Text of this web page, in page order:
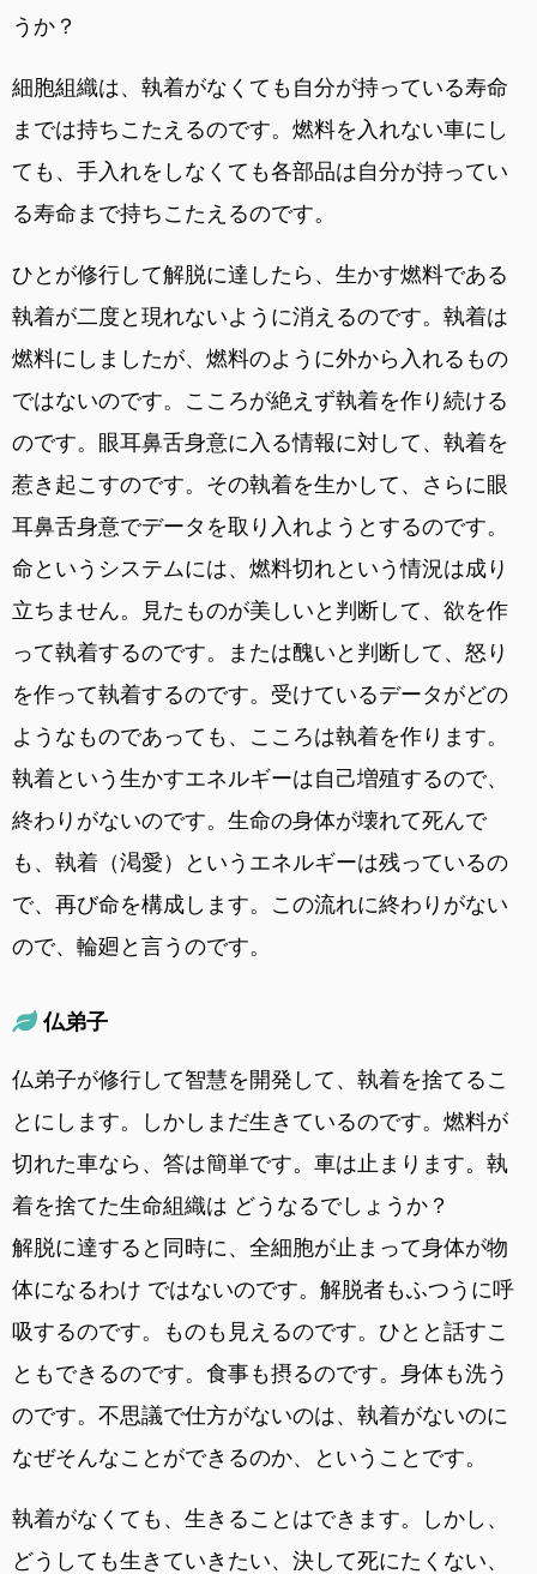
うか？
細胞組織は、執着がなくても自分が持っている寿命
までは持ちこたえるのです。燃料を入れない車にし
ても、手入れをしなくても各部品は自分が持ってい
る寿命まで持ちこたえるのです。
ひとが修行して解脱に達したら、生かす燃料である
執着が二度と現れないように消えるのです。執着は
燃料にしましたが、燃料のように外から入れるもの
ではないのです。こころが絶えず執着を作り続ける
のです。眼耳鼻舌身意に入る情報に対して、執着を
惹き起こすのです。その執着を生かして、さらに眼
耳鼻舌身意でデータを取り入れようとするのです。
命というシステムには、燃料切れという情況は成り
立ちません。見たものが美しいと判断して、欲を作
って執着するのです。または醜いと判断して、怒り
を作って執着するのです。受けているデータがどの
ようなものであっても、こころは執着を作ります。
執着という生かすエネルギーは自己増殖するので、
終わりがないのです。生命の身体が壊れて死んで
も、執着（渇愛）というエネルギーは残っているの
で、再び命を構成します。この流れに終わりがない
ので、輪廻と言うのです。
仏弟子
仏弟子が修行して智慧を開発して、執着を捨てるこ
とにします。しかしまだ生きているのです。燃料が
切れた車なら、答は簡単です。車は止まります。執
着を捨てた生命組織は どうなるでしょうか？
解脱に達すると同時に、全細胞が止まって身体が物
体になるわけ ではないのです。解脱者もふつうに呼
吸するのです。ものも見えるのです。ひとと話すこ
ともできるのです。食事も摂るのです。身体も洗う
のです。不思議で仕方がないのは、執着がないのに
なぜそんなことができるのか、ということです。
執着がなくても、生きることはできます。しかし、
どうしても生きていきたい、決して死にたくない、